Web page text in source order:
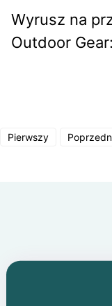
Wyrusz na
Outdoor
Pierwszy